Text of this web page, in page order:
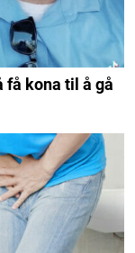
kona til å gå